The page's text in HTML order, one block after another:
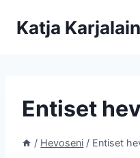
sisältöön
Katja
Entiset
/ Hevoseni / Entiset